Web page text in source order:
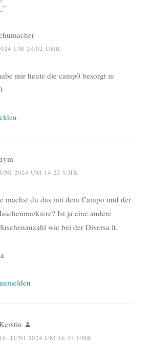
”
UM 20:02 UHR
mir heute die camp0 besorgt in
2024 UM 14:22 UHR
machst du das mit dem Campo und der
Ist ja eine andere
wie bei der Diversa lt.
16. JUNI 2024 UM 16:37 UHR